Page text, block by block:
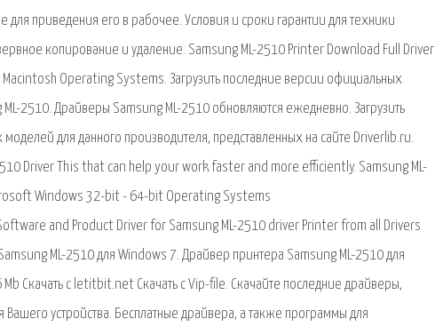
приведения его в рабочее. Условия и сроки гарантии для техники
копирование и удаление. Samsung ML-2510 Printer Download Full Driver
Operating Systems. Загрузить последние версии официальных
2510. Драйверы Samsung ML-2510 обновляются ежедневно. Загрузить
для данного производителя, представленных на сайте Driverlib.ru.
Driver This that can help your work faster and more efficiently. Samsung ML-
Windows 32-bit - 64-bit Operating Systems
and Product Driver for Samsung ML-2510 driver Printer from all Drivers
ML-2510 для Windows 7. Драйвер принтера Samsung ML-2510 для
Скачать с letitbit.net Скачать с Vip-file. Скачайте последние драйверы,
устройства. Бесплатные драйвера, а также программы для